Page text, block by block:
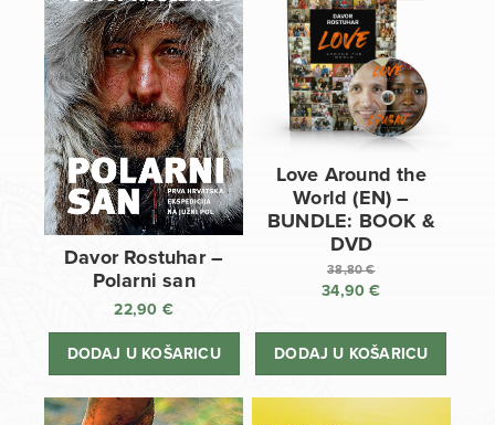
Davor Rostuhar –
Polarni san
22,90 €
DODAJ U KOŠARICU
Love Around the
World (EN) –
BUNDLE: BOOK &
DVD
38,80€
Izvorna
bila
34,90€
cijena
DODAJ U KOŠARICU